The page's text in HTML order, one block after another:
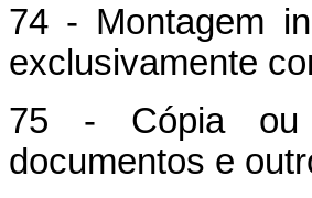
74 - Montagem
exclusivamente
75 - Cópia ou
documentos e